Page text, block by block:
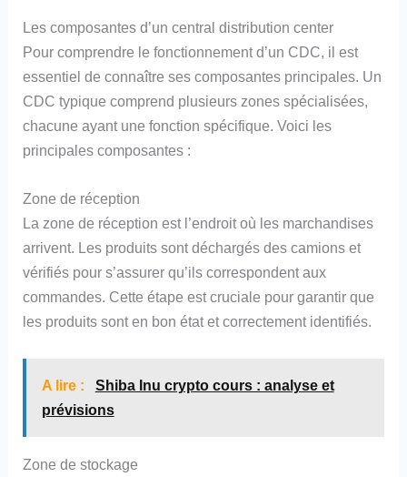
Les composantes d’un central distribution center
Pour comprendre le fonctionnement d’un CDC, il est
essentiel de connaître ses composantes principales. Un
CDC typique comprend plusieurs zones spécialisées,
chacune ayant une fonction spécifique. Voici les
principales composantes :
Zone de réception
La zone de réception est l’endroit où les marchandises
arrivent. Les produits sont déchargés des camions et
vérifiés pour s’assurer qu’ils correspondent aux
commandes. Cette étape est cruciale pour garantir que
les produits sont en bon état et correctement identifiés.
A lire :
Shiba Inu crypto cours : analyse et
prévisions
Zone de stockage